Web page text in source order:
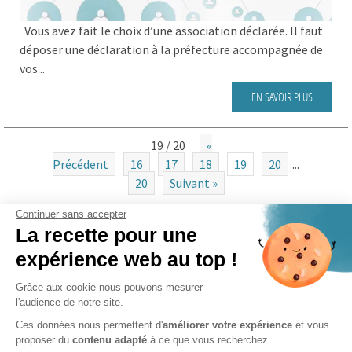
Continuer sans accepter
La recette pour une
expérience web au top !
Grâce aux cookie nous pouvons mesurer
l'audience de notre site.
Ces données nous permettent d'améliorer votre expérience et vous
proposer du contenu adapté à ce que vous recherchez.
Vous avez fait le choix d’une association déclarée. Il faut
déposer une déclaration à la préfecture accompagnée de
vos...
EN SAVOIR PLUS
19 / 20
«
Précédent
16 17 18 19 20
...
20
Suivant »
CATÉGORIES
Actualités
Clients
FAQ des associations